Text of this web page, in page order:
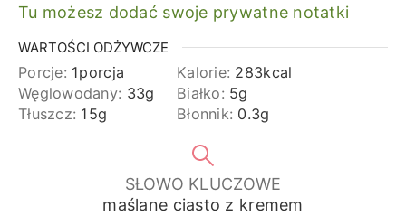
Tu możesz dodać swoje prywatne notatki
WARTOŚCI ODŻYWCZE
Porcje: 1porcja Kalorie: 283kcal
Węglowodany: 33g Białko: 5g
Tłuszcz: 15g Błonnik: 0.3g
SŁOWO KLUCZOWE
maślane ciasto z kremem